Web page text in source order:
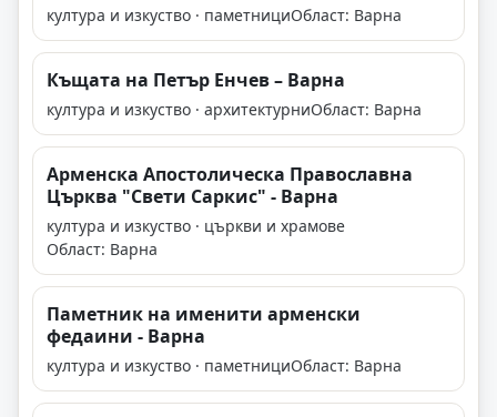
култура и изкуство · паметнициОбласт: Варна
Къщата на Петър Енчев – Варна
култура и изкуство · архитектурниОбласт: Варна
Арменска Апостолическа Православна
Църква "Свети Саркис" - Варна
култура и изкуство · църкви и храмове
Област: Варна
Паметник на именити арменски
федаини - Варна
култура и изкуство · паметнициОбласт: Варна